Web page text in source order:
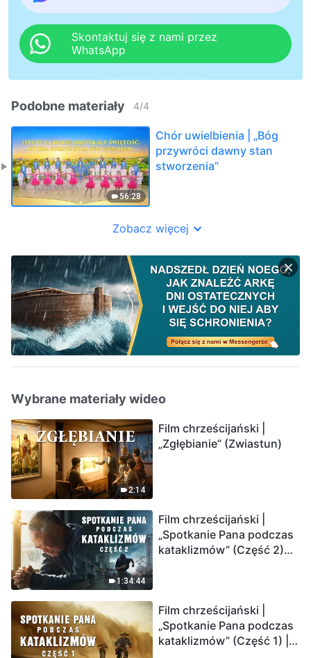
Skontaktuj się z nami przez
WhatsApp
Podobne materiały 4/4
56:28
Chór uwielbienia | „Bóg
przywróci dawny stan
stworzenia”
Zobacz więcej
Wybrane materiały wideo
2:14
Film chrześcijański |
„Zgłębianie” (Zwiastun)
1:34:44
Film chrześcijański |
„Spotkanie Pana podczas
kataklizmów” (Część 2)
Ludzkość weszła w
odliczanie. Czy znalazłeś
już drogę ocalenia?
Film chrześcijański |
„Spotkanie Pana podczas
kataklizmów” (Część 1) |